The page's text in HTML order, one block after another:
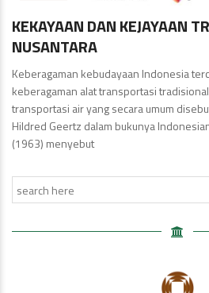
KEKAYAAN DAN KEJAYAAN
NUSANTARA
Keberagaman kebudayaan Indonesia
keberagaman alat transportasi
transportasi air yang secara umum
Hildred Geertz dalam bukunya
(1963) menyebut